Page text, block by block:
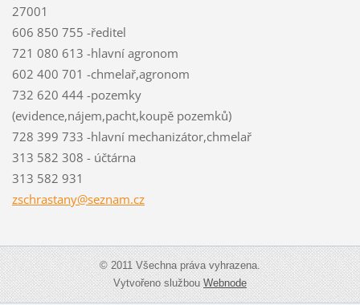
27001
606 850 755 -ředitel
721 080 613 -hlavní agronom
602 400 701 -chmelař,agronom
732 620 444 -pozemky
(evidence,nájem,pacht,koupě pozemků)
728 399 733 -hlavní mechanizátor,chmelař
313 582 308 - účtárna
313 582 931
zschrastany@seznam.cz
© 2011 Všechna práva vyhrazena.
Vytvořeno službouWebnode